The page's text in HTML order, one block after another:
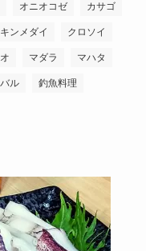
オニオコゼ カサゴ
キンメダイ クロソイ
マダラ マハタ
ル 釣魚料理